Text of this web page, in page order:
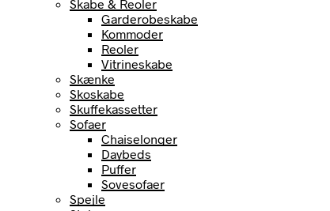
Skabe & Reoler
Garderobeskabe
Kommoder
Reoler
Vitrineskabe
Skænke
Skoskabe
Skuffekassetter
Sofaer
Chaiselonger
Daybeds
Puffer
Sovesofaer
Spejle